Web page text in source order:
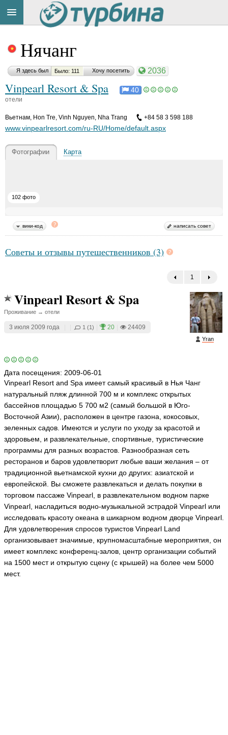
Нячанг
Я здесь был Было: 111 Хочу посетить 2036
Vinpearl Resort & Spa 40
отели
Вьетнам, Hоn Tre, Vinh Nguyen, Nha Trang +84 58 3 598 188
www.vinpearlresort.com/ru-RU/Home/default.aspx
Фотографии Карта
102 фото
вики-код написать совет
Советы и отзывы путешественников (3)
1
Yran
Vinpearl Resort & Spa
Проживание → отели
3 июля 2009 года 1 (1) 20 24409
Дата посещения: 2009-06-01
Vinpearl Resort and Spa имеет самый красивый в Нья Чанг
натуральный пляж длинной 700 м и комплекс открытых
бассейнов площадью 5 700 м2 (самый большой в Юго-
Восточной Азии), расположен в центре газона, кокосовых,
зеленных садов. Имеются и услуги по уходу за красотой и
здоровьем, и развлекательные, спортивные, туристические
программы для разных возрастов. Разнообразная сеть
ресторанов и баров удовлетворит любые ваши желания – от
традиционной вьетнамской кухни до других: азиатской и
европейской. Вы сможете развлекаться и делать покупки в
торговом пассаже Vinpearl, в развлекательном водном парке
Vinpearl, насладиться водно-музыкальной эстрадой Vinpearl или
исследовать красоту океана в шикарном водном дворце Vinpearl.
Для удовлетворения спросов туристов Vinpearl Land
организовывает значимые, крупномасштабные мероприятия, он
имеет комплекс конференц-залов, центр организации событий
на 1500 мест и открытую сцену (с крышей) на более чем 5000
мест.
на
сайте:
Button